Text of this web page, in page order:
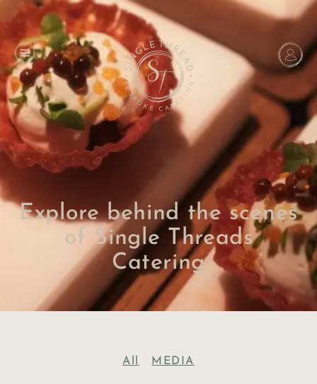
Explore behind the scenes
of Single Threads
Catering
All MEDIA